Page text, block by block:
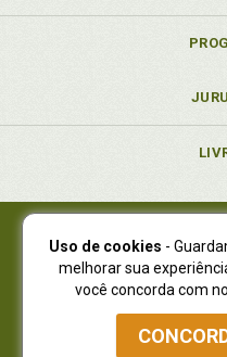
Juruá Editora Ltda.,
Juruá Informática
NOVO ENDEREÇO:R. Flávio
Curitiba -
Atendimento: (41) 4009-3900
Uso de cookies -
melhorar sua
você concorda com